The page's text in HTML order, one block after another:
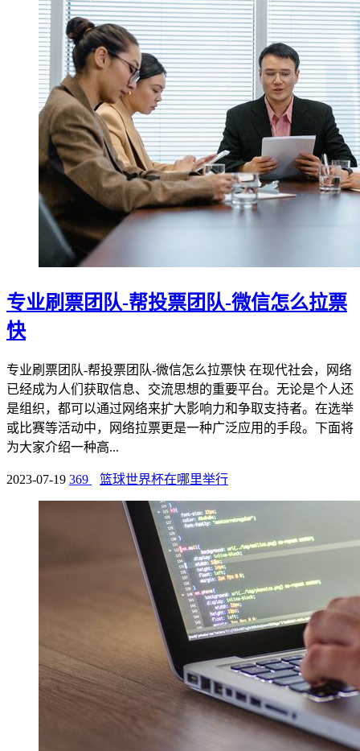
专业刷票团队-帮投票团队-微信怎么拉票
快
专业刷票团队-帮投票团队-微信怎么拉票快 在现代社会，网络
已经成为人们获取信息、交流思想的重要平台。无论是个人还
是组织，都可以通过网络来扩大影响力和争取支持者。在选举
或比赛等活动中，网络拉票更是一种广泛应用的手段。下面将
为大家介绍一种高...
2023-07-19 369 篮球世界杯在哪里举行